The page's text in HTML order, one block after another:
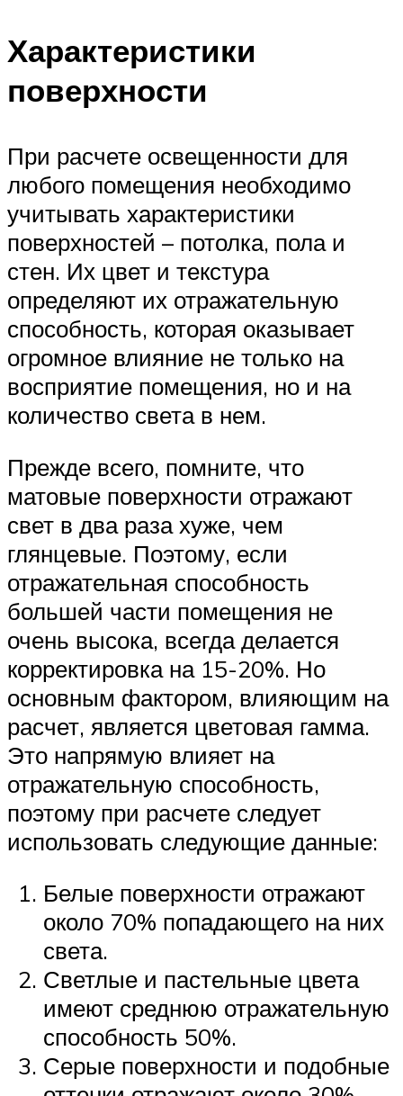
Характеристики
поверхности
При расчете освещенности для
любого помещения необходимо
учитывать характеристики
поверхностей – потолка, пола и
стен. Их цвет и текстура
определяют их отражательную
способность, которая оказывает
огромное влияние не только на
восприятие помещения, но и на
количество света в нем.
Прежде всего, помните, что
матовые поверхности отражают
свет в два раза хуже, чем
глянцевые. Поэтому, если
отражательная способность
большей части помещения не
очень высока, всегда делается
корректировка на 15-20%. Но
основным фактором, влияющим на
расчет, является цветовая гамма.
Это напрямую влияет на
отражательную способность,
поэтому при расчете следует
использовать следующие данные:
Белые поверхности отражают
около 70% попадающего на них
света.
Светлые и пастельные цвета
имеют среднюю отражательную
способность 50%.
Серые поверхности и подобные